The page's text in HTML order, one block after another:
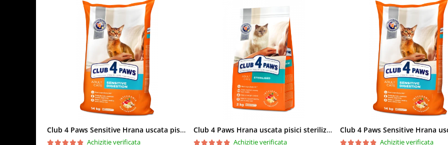
Club 4 Paws Sensitive Hrana uscata pisici adulte, 14kg
Achizitie verificata
Club 4 Paws Hrana uscata pisici sterilizate, 2kg
Achizitie verificata Achizitie verificata